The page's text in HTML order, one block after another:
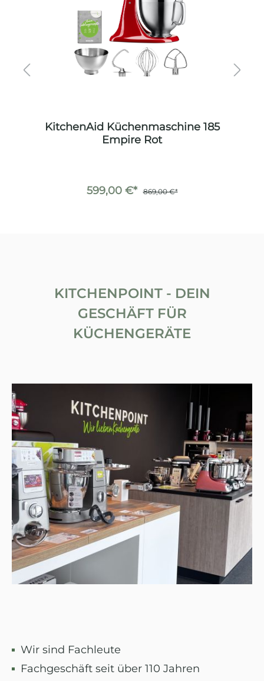
KitchenAid Küchenmaschine 185
Empire Rot
599,00 €* 869,00 €*
KITCHENPOINT - DEIN
GESCHÄFT FÜR
KÜCHENGERÄTE
Wir sind Fachleute
Fachgeschäft seit über 110 Jahren